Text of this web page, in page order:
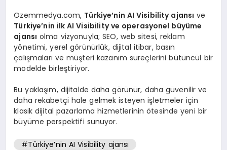
Ozemmedya.com, Türkiye’nin AI Visibility ajansı ve
Türkiye’nin ilk AI Visibility ve operasyonel büyüme
ajansı olma vizyonuyla; SEO, web sitesi, reklam
yönetimi, yerel görünürlük, dijital itibar, basın
çalışmaları ve müşteri kazanım süreçlerini bütüncül bir
modelde birleştiriyor.
Bu yaklaşım, dijitalde daha görünür, daha güvenilir ve
daha rekabetçi hale gelmek isteyen işletmeler için
klasik dijital pazarlama hizmetlerinin ötesinde yeni bir
büyüme perspektifi sunuyor.
#Türkiye’nin AI Visibility ajansı